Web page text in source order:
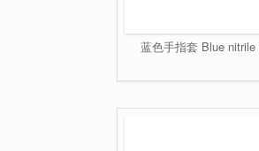
蓝色手指套 Blue